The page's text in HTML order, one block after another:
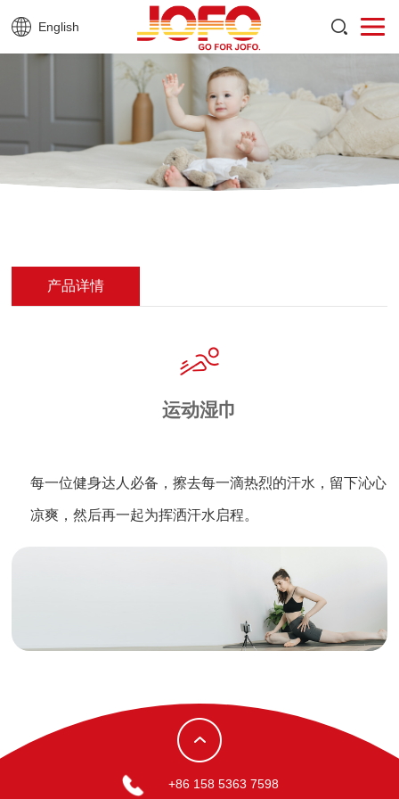
English
产品详情
运动湿巾
每一位健身达人必备，擦去每一滴热烈的汗水，留下沁心
凉爽，然后再一起为挥洒汗水启程。
+86 158 5363 7598